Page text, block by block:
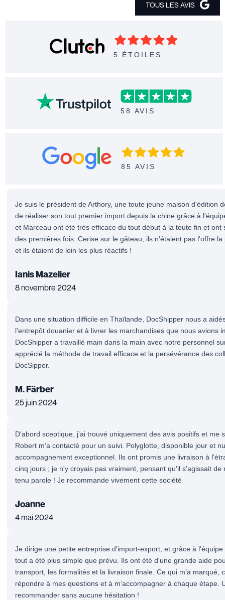
TOUS LES AVIS
5 ÉTOILES
58 AVIS
85 AVIS
Je suis le président de Arthory, une toute jeune maison d'édition
de réaliser son tout premier import depuis la chine grâce à
et Marceau ont été très efficace du tout début à la toute fin et ont
des premières fois. Cerise sur le gâteau, ils n'étaient pas l'offre
et ils étaient de loin les plus réactifs !
Ianis Mazelier
8 novembre 2024
Dans une situation difficile en Thaïlande, DocShipper nous a
l'entrepôt douanier et à livrer les marchandises que nous avions
DocShipper a travaillé main dans la main avec notre personnel
apprécié la méthode de travail efficace et la persévérance des
DocSipper.
M. Färber
25 juin 2024
D'abord sceptique, j’ai trouvé uniquement des avis positifs et me
Robert m’a contacté pour un suivi. Polyglotte, disponible jour et
accompagnement exceptionnel. Ils ont promis une livraison à
cinq jours ; je n'y croyais pas vraiment, pensant qu'il s'agissait de
tenu parole ! Je recommande vivement cette société
Joanne
4 mai 2024
Je dirige une petite entreprise d'import-export, et grâce à
tout a été plus simple que prévu. Ils ont été d'une grande aide
transport, les formalités et la livraison finale. Ce qui m’a marqué,
répondre à mes questions et à m’accompagner à chaque étape.
recommander sans aucune hésitation !